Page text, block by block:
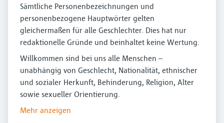
Sämtliche Personenbezeichnungen und
personenbezogene Hauptwörter gelten
gleichermaßen für alle Geschlechter. Dies hat nur
redaktionelle Gründe und beinhaltet keine Wertung.
Willkommen sind bei uns alle Menschen –
unabhängig von Geschlecht, Nationalität, ethnischer
und sozialer Herkunft, Behinderung, Religion, Alter
sowie sexueller Orientierung.
Mehr anzeigen